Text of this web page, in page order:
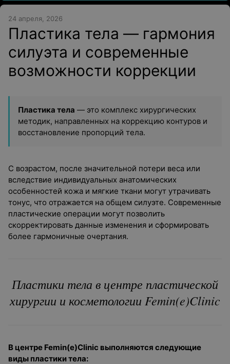
24 апреля, 2026
Пластика тела — гармония
силуэта и современные
возможности коррекции
Пластика тела — это комплекс хирургических
методик, направленных на коррекцию контуров и
восстановление пропорций тела.
С возрастом, после значительной потери веса или
вследствие индивидуальных анатомических
особенностей кожа и мягкие ткани могут утрачивать
тонус, что отражается на общем силуэте. Современные
пластические операции могут позволить
скорректировать данные изменения и сформировать
более гармоничные очертания.
Пластики тела в центре пластической
хирургии и косметологии Femin(e)Clinic
В центре Femin(e)Clinic выполняются следующие
виды пластики тела: